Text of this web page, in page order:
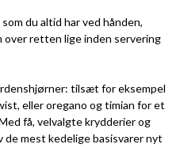
du altid har ved hånden,
over retten lige inden servering
tilsæt for eksempel
eller oregano og timian for et
få, velvalgte krydderier og
mest kedelige basisvarer nyt